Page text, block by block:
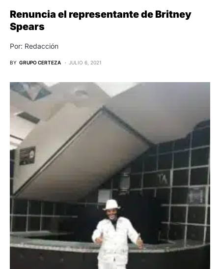
Renuncia el representante de Britney
Spears
Por: Redacción
BY GRUPO CERTEZA JULIO 6, 2021